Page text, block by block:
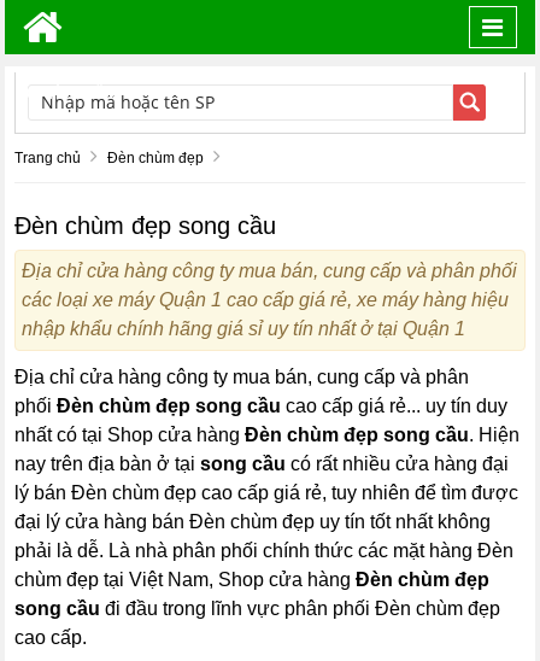
TÌM KIẾM
Trang chủ Đèn chùm đẹp
Đèn chùm đẹp song cầu
Địa chỉ cửa hàng công ty mua bán, cung cấp và phân phối
các loại xe máy Quận 1 cao cấp giá rẻ, xe máy hàng hiệu
nhập khẩu chính hãng giá sỉ uy tín nhất ở tại Quận 1
Địa chỉ cửa hàng công ty mua bán, cung cấp và phân
phốiĐèn chùm đẹp song cầu cao cấp giá rẻ... uy tín duy
nhất có tại Shop cửa hàngĐèn chùm đẹpsong cầu. Hiện
nay trên địa bàn ở tạisong cầu có rất nhiều cửa hàng đại
lý bán Đèn chùm đẹp cao cấp giá rẻ, tuy nhiên để tìm được
đại lý cửa hàng bán Đèn chùm đẹp uy tín tốt nhất không
phải là dễ. Là nhà phân phối chính thức các mặt hàng Đèn
chùm đẹp tại Việt Nam, Shop cửa hàngĐèn chùm đẹp
song cầu đi đầu trong lĩnh vực phân phối Đèn chùm đẹp
cao cấp.